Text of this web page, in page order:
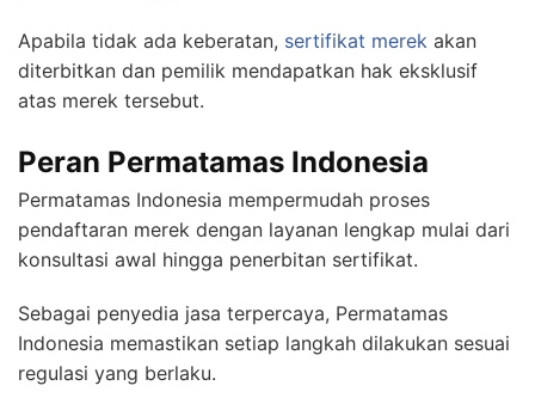
Apabila tidak ada keberatan, sertifikat merek akan
diterbitkan dan pemilik mendapatkan hak eksklusif
atas merek tersebut.
Peran Permatamas Indonesia
Permatamas Indonesia mempermudah proses
pendaftaran merek dengan layanan lengkap mulai dari
konsultasi awal hingga penerbitan sertifikat.
Sebagai penyedia jasa terpercaya, Permatamas
Indonesia memastikan setiap langkah dilakukan sesuai
regulasi yang berlaku.